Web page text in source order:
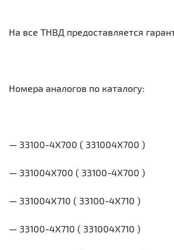
На все ТНВД предоставляется
Номера аналогов по каталогу:
— 33100-4X700 ( 331004X700 )
— 331004Х700 ( 33100-4Х700 )
— 331004X710 ( 33100-4X710 )
— 33100-4Х710 ( 331004Х710 )